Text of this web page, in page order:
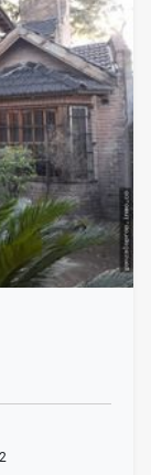
2